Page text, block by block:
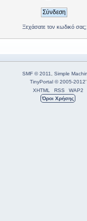
Ξεχάσατε τον κωδικό σας;
SMF © 2011, Simple
TinyPortal © 2005-2012'
XHTML
RSS
WAP2
Όροι Χρήσης